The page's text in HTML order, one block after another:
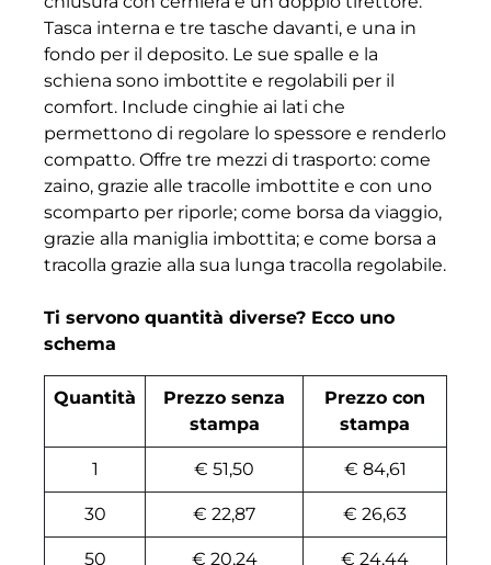
Tasca interna e tre tasche davanti, e una in
fondo per il deposito. Le sue spalle e la
schiena sono imbottite e regolabili per il
comfort. Include cinghie ai lati che
permettono di regolare lo spessore e renderlo
compatto. Offre tre mezzi di trasporto: come
zaino, grazie alle tracolle imbottite e con uno
scomparto per riporle; come borsa da viaggio,
grazie alla maniglia imbottita; e come borsa a
tracolla grazie alla sua lunga tracolla regolabile.
Ti servono quantità diverse? Ecco uno
schema
Quantità
Prezzo senza
stampa
Prezzo con
stampa
1 € 51,50 € 84,61
30 € 22,87 € 26,63
50 € 20,24 € 24,44